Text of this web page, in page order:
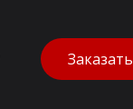
Заказать